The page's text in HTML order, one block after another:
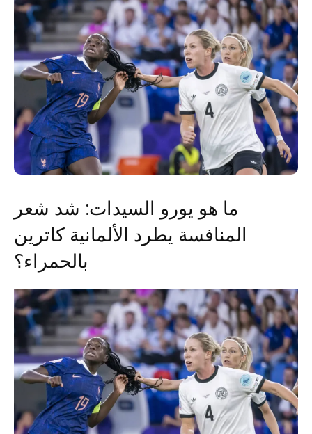
ما هو يورو السيدات: شد شعر
المنافسة يطرد الألمانية كاترين
بالحمراء؟